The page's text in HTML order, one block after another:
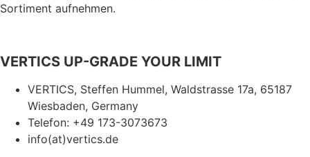
Sortiment aufnehmen.
VERTICS UP-GRADE YOUR LIMIT
VERTICS, Steffen Hummel, Waldstrasse 17a, 65187
Wiesbaden, Germany
Telefon: +49 173-3073673
info(at)vertics.de